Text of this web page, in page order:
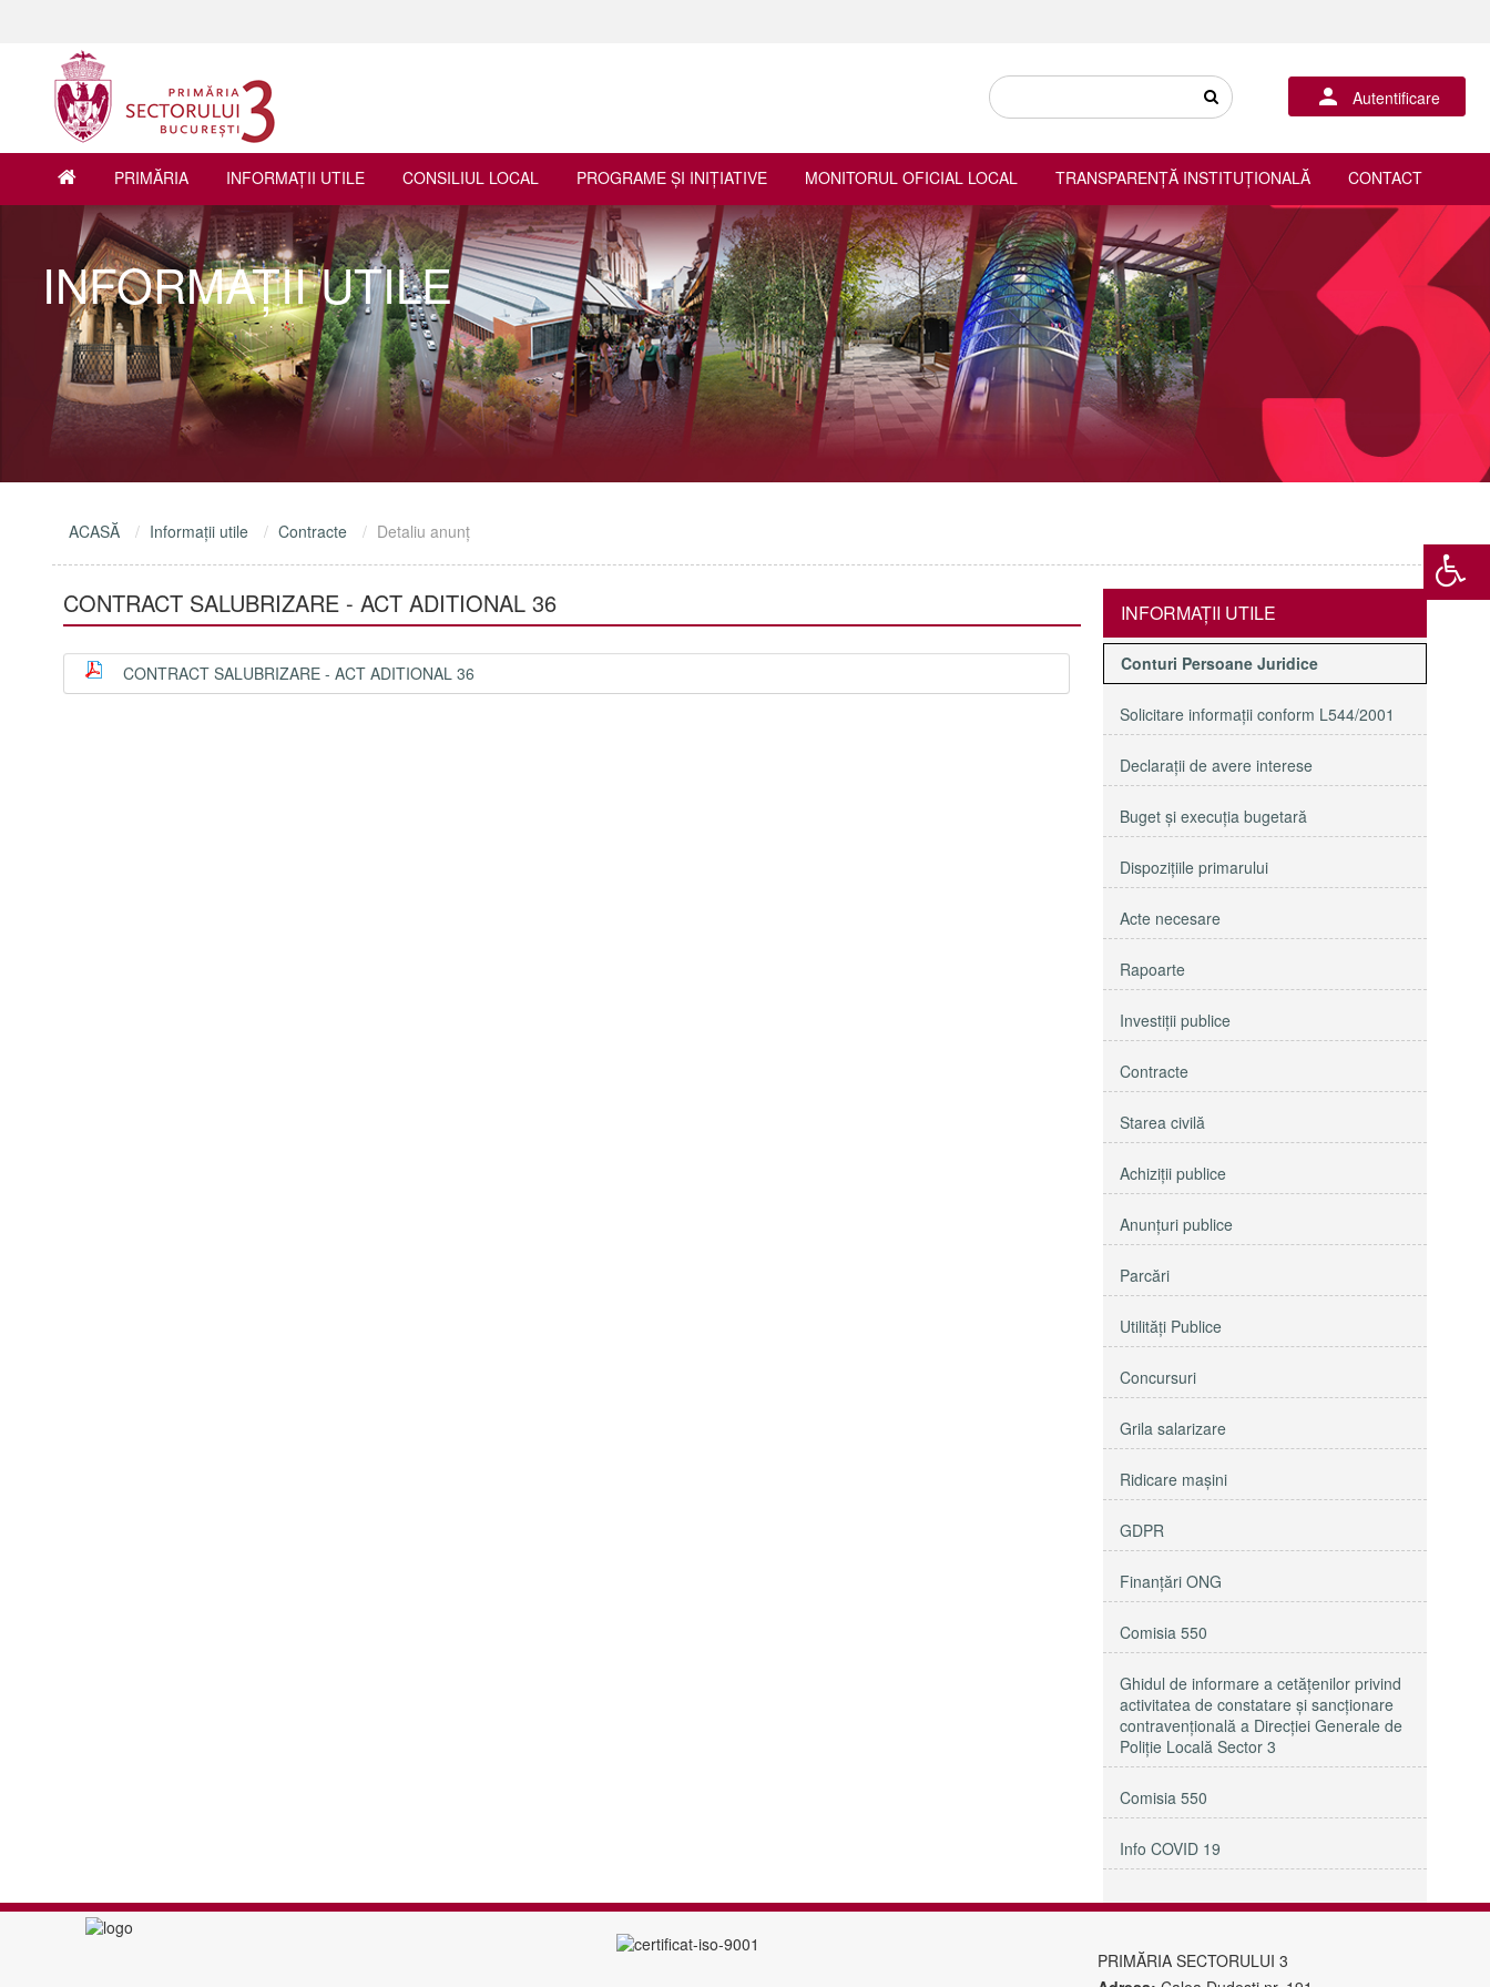
Autentificare
PRIMĂRIA INFORMAŢII UTILE CONSILIUL LOCAL PROGRAME ŞI INIŢIATIVE MONITORUL OFICIAL LOCAL TRANSPARENȚĂ INSTITUȚIONALĂ CONTACT
INFORMAŢII UTILE
ACASĂ Informaţii utile Contracte Detaliu anunţ
CONTRACT SALUBRIZARE - ACT ADITIONAL 36
CONTRACT SALUBRIZARE - ACT ADITIONAL 36
INFORMAŢII UTILE
Conturi Persoane Juridice
Solicitare informaţii conform L544/2001
Declaraţii de avere interese
Buget şi execuţia bugetară
Dispoziţiile primarului
Acte necesare
Rapoarte
Investiţii publice
Contracte
Starea civilă
Achiziţii publice
Anunţuri publice
Parcări
Utilităţi Publice
Concursuri
Grila salarizare
Ridicare maşini
GDPR
Finanțări ONG
Comisia 550
Ghidul de informare a cetățenilor privind
activitatea de constatare și sancționare
contravențională a Direcției Generale de
Poliție Locală Sector 3
Comisia 550
Info COVID 19
PRIMĂRIA SECTORULUI 3